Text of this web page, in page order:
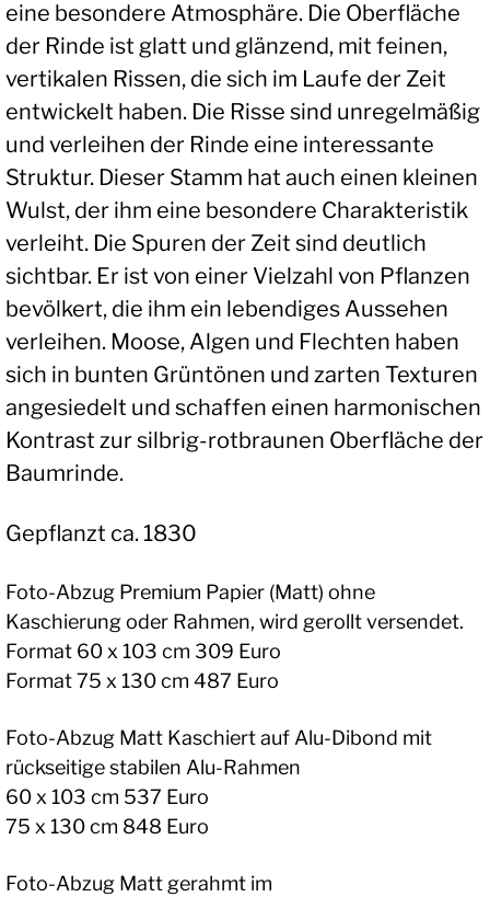
eine besondere Atmosphäre. Die Oberfläche
der Rinde ist glatt und glänzend, mit feinen,
vertikalen Rissen, die sich im Laufe der Zeit
entwickelt haben. Die Risse sind unregelmäßig
und verleihen der Rinde eine interessante
Struktur. Dieser Stamm hat auch einen kleinen
Wulst, der ihm eine besondere Charakteristik
verleiht. Die Spuren der Zeit sind deutlich
sichtbar. Er ist von einer Vielzahl von Pflanzen
bevölkert, die ihm ein lebendiges Aussehen
verleihen. Moose, Algen und Flechten haben
sich in bunten Grüntönen und zarten Texturen
angesiedelt und schaffen einen harmonischen
Kontrast zur silbrig-rotbraunen Oberfläche der
Baumrinde.
Gepflanzt ca. 1830
Foto-Abzug Premium Papier (Matt) ohne
Kaschierung oder Rahmen, wird gerollt versendet.
Format 60 x 103 cm 309 Euro
Format 75 x 130 cm 487 Euro
Foto-Abzug Matt Kaschiert auf Alu-Dibond mit
rückseitige stabilen Alu-Rahmen
60 x 103 cm 537 Euro
75 x 130 cm 848 Euro
Foto-Abzug Matt gerahmt im